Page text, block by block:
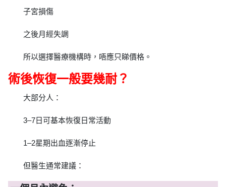
子宮損傷
之後月經失調
所以選擇醫療機構時，唔應只睇價格。
術後恢復一般要幾耐？
大部分人：
3–7日可基本恢復日常活動
1–2星期出血逐漸停止
但醫生通常建議：